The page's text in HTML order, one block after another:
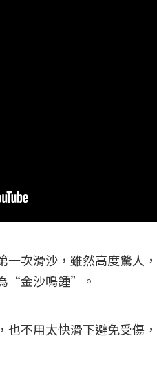
一次滑沙，雖然高度驚人
“金沙鳴鍾”。
不用太快滑下避免受傷